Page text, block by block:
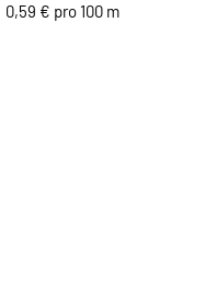
0,59 € pro 100 m